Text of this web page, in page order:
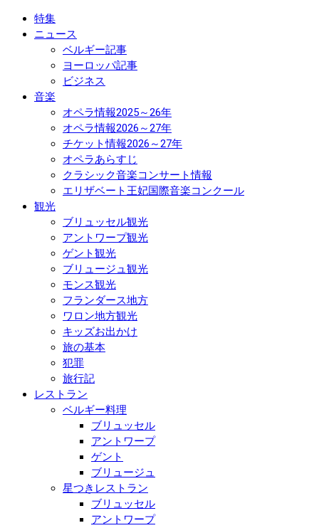
特集
ニュース
ベルギー記事
ヨーロッパ記事
ビジネス
音楽
オペラ情報2025～26年
オペラ情報2026～27年
チケット情報2026～27年
オペラあらすじ
クラシック音楽コンサート情報
エリザベート王妃国際音楽コンクール
観光
ブリュッセル観光
アントワープ観光
ゲント観光
ブリュージュ観光
モンス観光
フランダース地方
ワロン地方観光
キッズお出かけ
旅の基本
犯罪
旅行記
レストラン
ベルギー料理
ブリュッセル
アントワープ
ゲント
ブリュージュ
星つきレストラン
ブリュッセル
アントワープ